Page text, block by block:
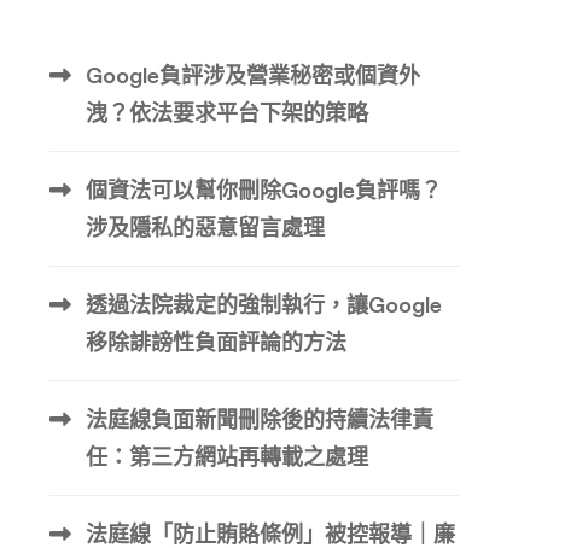
Google負評涉及營業秘密或個資外
洩？依法要求平台下架的策略
個資法可以幫你刪除Google負評嗎？
涉及隱私的惡意留言處理
透過法院裁定的強制執行，讓Google
移除誹謗性負面評論的方法
法庭線負面新聞刪除後的持續法律責
任：第三方網站再轉載之處理
法庭線「防止賄賂條例」被控報導｜廉